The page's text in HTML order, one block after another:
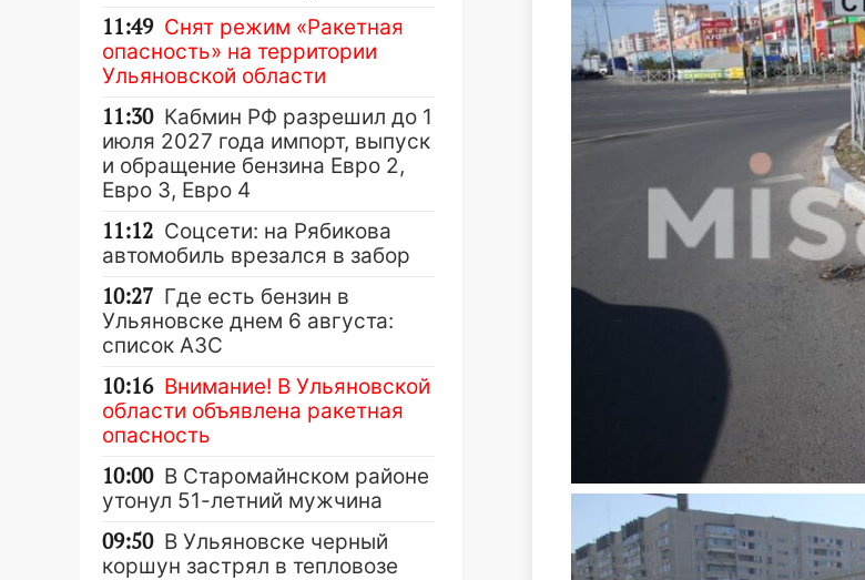
11:49 Снят режим «Ракетная
опасность» на территории
Ульяновской области
11:30 Кабмин РФ разрешил до 1
июля 2027 года импорт, выпуск
и обращение бензина Евро 2,
Евро 3, Евро 4
11:12 Соцсети: на Рябикова
автомобиль врезался в забор
10:27 Где есть бензин в
Ульяновске днем 6 августа:
список АЗС
10:16 Внимание! В Ульяновской
области объявлена ракетная
опасность
10:00 В Старомайнском районе
утонул 51-летний мужчина
09:50 В Ульяновске черный
коршун застрял в тепловозе